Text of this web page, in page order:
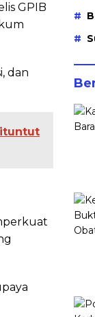
GPIB
dan